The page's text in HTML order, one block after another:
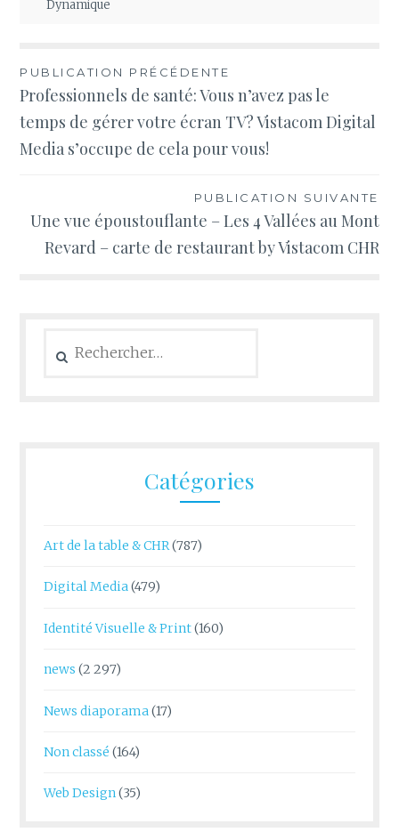
Dynamique
Navigation
de
l’article
PUBLICATION PRÉCÉDENTE
Professionnels de santé: Vous n’avez pas le
temps de gérer votre écran TV? Vistacom Digital
Media s’occupe de cela pour vous!
PUBLICATION SUIVANTE
Une vue époustouflante – Les 4 Vallées au Mont
Revard – carte de restaurant by Vistacom CHR
Catégories
Art de la table & CHR(787)
Digital Media(479)
Identité Visuelle & Print(160)
news (2 297)
News diaporama (17)
Non classé (164)
Web Design(35)